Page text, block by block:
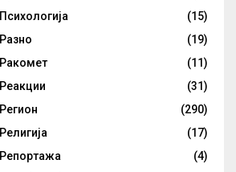
Психологија
(15)
Разно
(19)
Ракомет
(11)
Реакции
(31)
Регион
(290)
Религија
(17)
Репортажа
(4)